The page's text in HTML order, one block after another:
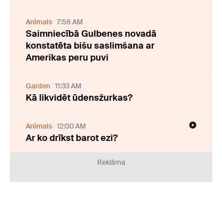
Animals 7:58 AM
Saimniecībā Gulbenes novadā
konstatēta bišu saslimšana ar
Amerikas peru puvi
Garden 11:33 AM
Kā likvidēt ūdensžurkas?
Animals 12:00 AM
Ar ko drīkst barot ezi?
Reklāma